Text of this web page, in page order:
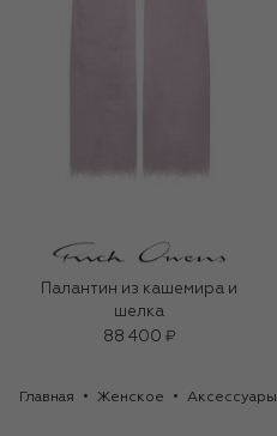
Палантин из кашемира и
шелка
88 400 ₽
Главная Женское Аксессуары